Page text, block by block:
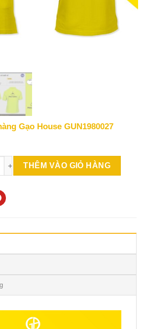
Gạo House GUN1980027
THÊM VÀO GIỎ HÀNG